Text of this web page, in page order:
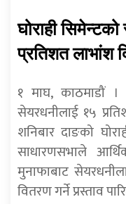
घोराही
प्रतिशत लाभांश
१ माघ, काठमाडौं ।
सेयरधनीलाई १५
शनिबार दाङको
साधारणसभाले
मुनाफाबाट
वितरण गर्ने प्रस्ताव